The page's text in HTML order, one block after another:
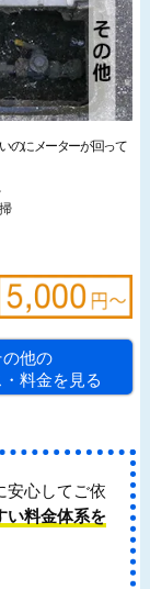
のにメーターが回って
他の
料金を見る
安心してご依
い料金体系を